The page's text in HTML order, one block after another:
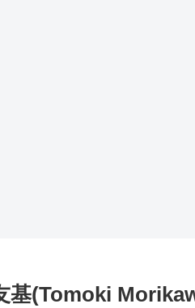
基(Tomoki